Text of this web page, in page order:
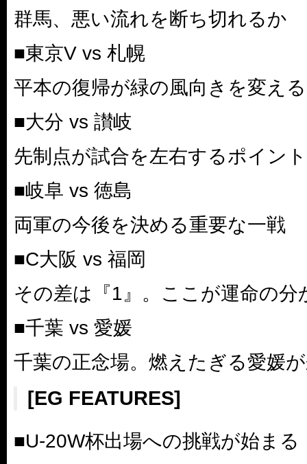
群馬、悪い流れを断ち切れるか
■東京V vs 札幌
平本の復帰が緑の風向きを変える
■大分 vs 讃岐
先制点が試合を左右するポイント
■岐阜 vs 徳島
両軍の今後を決める重要な一戦
■C大阪 vs 福岡
その差は『1』。ここが運命の分
■千葉 vs 愛媛
千葉の正念場。燃えたぎる愛媛
[EG FEATURES]
■U-20W杯出場への挑戦が始まる